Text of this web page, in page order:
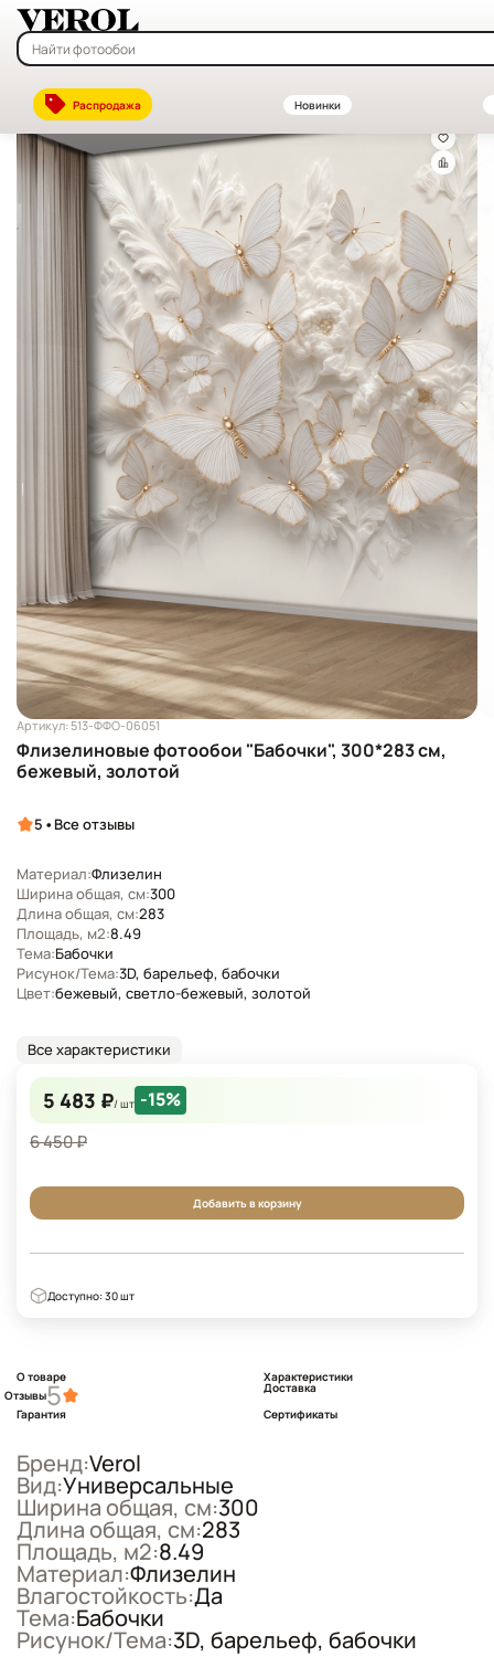
Распродажа Новинки
Главная—Каталог
Артикул: 513-ФФО-06051
Флизелиновые фотообои "Бабочки", 300*283 см,
бежевый, золотой
5 • Все отзывы
Материал:Флизелин
Ширина общая, см:300
Длина общая, см:283
Площадь, м2:8.49
Тема:Бабочки
Рисунок/Тема:3D, барельеф, бабочки
Цвет:бежевый, светло-бежевый, золотой
Все характеристики
5 483 ₽/ шт -15%
6 450 ₽
Добавить в корзину
Доступно: 30 шт
О товаре
Характеристики
Отзывы5
Доставка
Гарантия
Сертификаты
Бренд:Verol
Вид:Универсальные
Ширина общая, см:300
Длина общая, см:283
Площадь, м2:8.49
Материал:Флизелин
Влагостойкость:Да
Тема:Бабочки
Рисунок/Тема:3D, барельеф, бабочки